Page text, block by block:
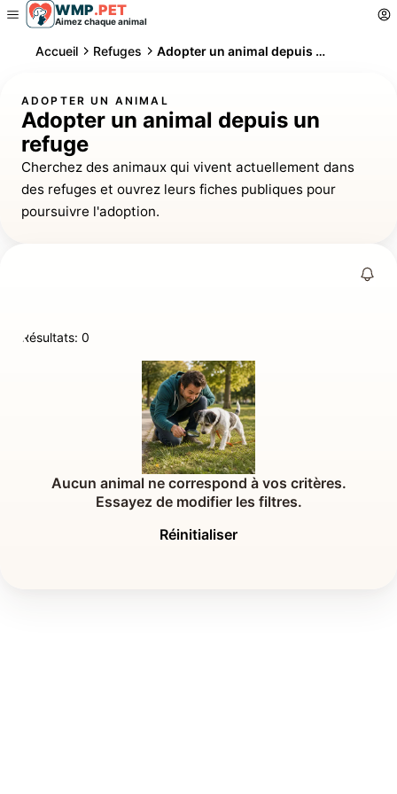
WMP.PET
Aimez chaque animal
Accueil Refuges Adopter un animal depuis un refuge
ADOPTER UN ANIMAL
Adopter un animal depuis un
refuge
Cherchez des animaux qui vivent actuellement dans
des refuges et ouvrez leurs fiches publiques pour
poursuivre l'adoption.
Résultats: 0
Aucun animal ne correspond à vos critères.
Essayez de modifier les filtres.
Réinitialiser